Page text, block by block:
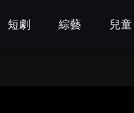
短劇 綜藝 兒童